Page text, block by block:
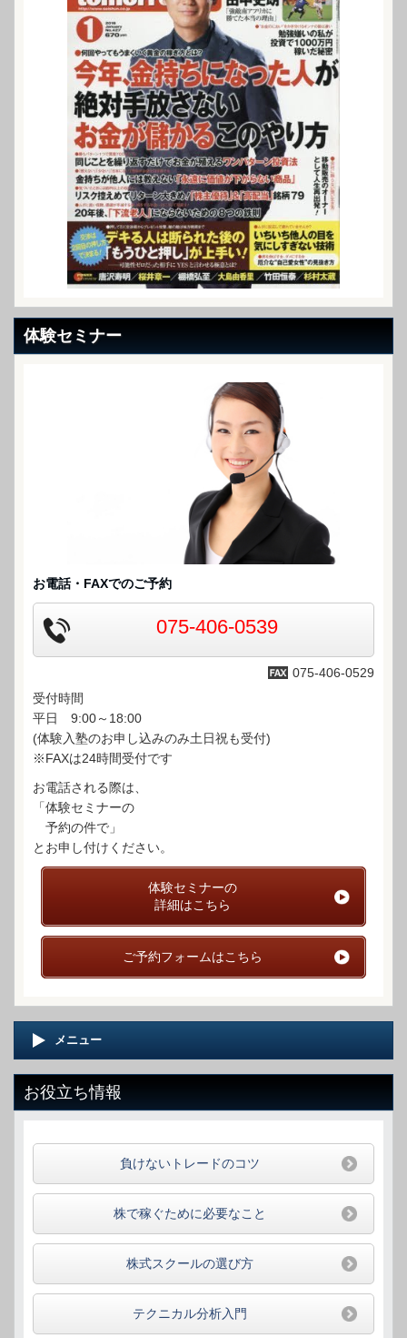
体験セミナー
お電話・FAXでのご予約
075-406-0539
075-406-0529
受付時間
平日 9:00～18:00
(体験入塾のお申し込みのみ土日祝も受付)
※FAXは24時間受付です
お電話される際は、
「体験セミナーの
予約の件で」
とお申し付けください。
体験セミナーの
詳細はこちら
ご予約フォームはこちら
メニュー
お役立ち情報
負けないトレードのコツ
株で稼ぐために必要なこと
株式スクールの選び方
テクニカル分析入門